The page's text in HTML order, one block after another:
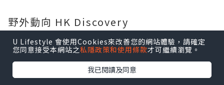
野外動向 HK Discovery
http://platform.hkdiscovery.com/dis
cover?id=34429
U Lifestyle 會使用Cookies來改善您的網站體驗，請確定
您同意接受本網站之私隱政策和使用條款才可繼續瀏覽。
我已閱讀及同意